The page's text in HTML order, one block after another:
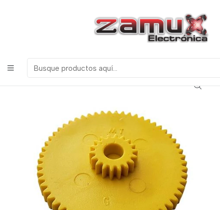
ELECTRONICOS, ROBOTICA & TECNOLOGIA
Robotica
Piñones y Poleas
Piñon Engranaje Plastico G 58/18 dientes